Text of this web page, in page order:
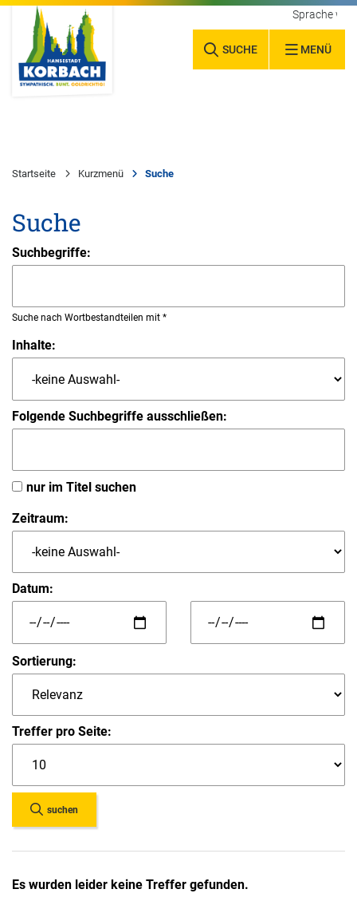
SUCHE MENÜ
Sprache
Startseite Kurzmenü Suche
Suche
Suchbegriffe:
Suche nach Wortbestandteilen mit *
Inhalte:
Folgende Suchbegriffe ausschließen:
nur im Titel suchen
Zeitraum:
Datum:
Sortierung:
Treffer pro Seite:
suchen
Es wurden leider keine Treffer gefunden.